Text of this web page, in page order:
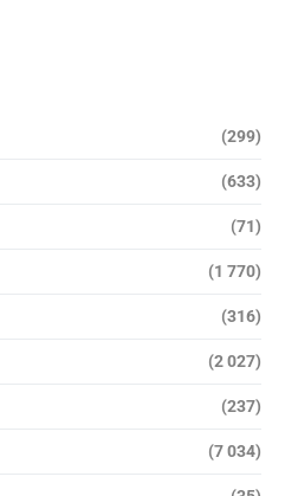
(299)
(633)
(71)
(1 770)
(316)
(2 027)
(237)
(7 034)